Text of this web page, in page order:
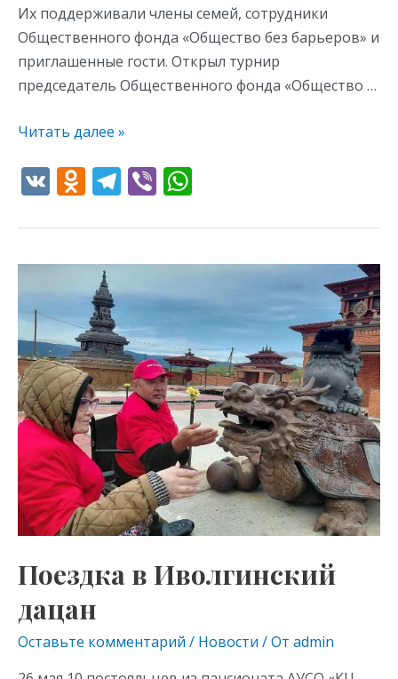
Их поддерживали члены семей, сотрудники
Общественного фонда «Общество без барьеров» и
приглашенные гости. Открыл турнир
председатель Общественного фонда «Общество …
Читать далее »
V O
n
o
kl
as
s
ni
ki
T
e
gr
a
m
Vi
er at
s
A
p
p
Поездка в Иволгинский
дацан
Оставьте комментарий / Новости / От admin
Иволгинский
дацан